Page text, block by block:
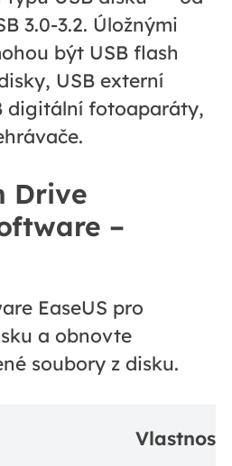
3.0-3.2. Úložnými
být USB flash
USB externí
digitální fotoaparáty,
Drive
–
EaseUS pro
a obnovte
soubory z disku.
Vlastnosti